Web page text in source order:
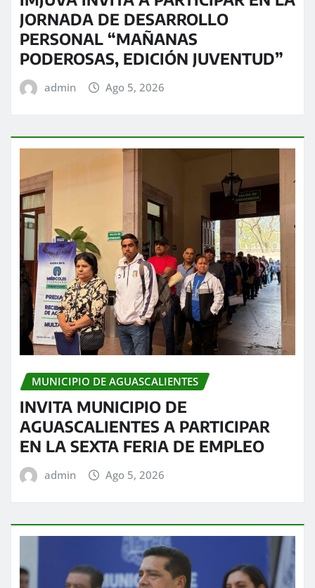
JORNADA DE DESARROLLO
PERSONAL “MAÑANAS
PODEROSAS, EDICIÓN JUVENTUD”
admin Ago 5, 2026
MUNICIPIO DE AGUASCALIENTES
INVITA MUNICIPIO DE
AGUASCALIENTES A PARTICIPAR
EN LA SEXTA FERIA DE EMPLEO
admin Ago 5, 2026